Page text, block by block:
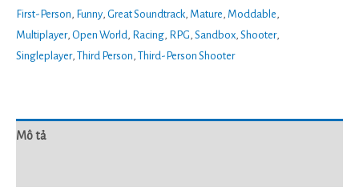
First-Person Funny Great Soundtrack Mature Moddable
Multiplayer, Open World Racing RPG Sandbox Shooter,
Singleplayer, Third Person Third-Person Shooter
Mô tả